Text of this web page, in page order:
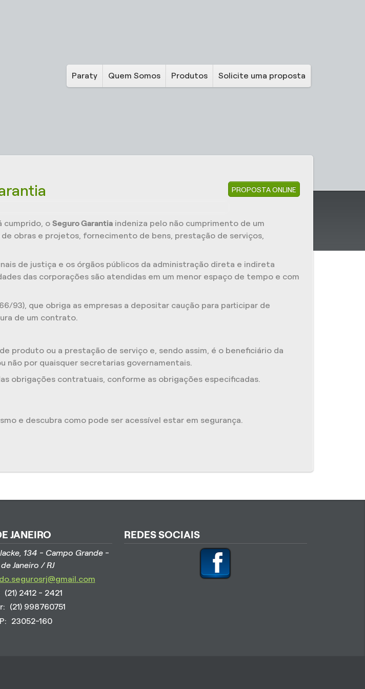
Paraty Quem Somos Produtos Solicite uma proposta
PROPOSTA ONLINE
cumprido, o Seguro Garantiaindeniza pelo não cumprimento de um
obras e projetos, fornecimento de bens, prestação de serviços,
de justiça e os órgãos públicos da administração direta e indireta
das corporações são atendidas em um menor espaço de tempo e com
93), que obriga as empresas a depositar caução para participar de
de um contrato.
produto ou a prestação de serviço e, sendo assim, é o beneficiário da
não por quaisquer secretarias governamentais.
obrigações contratuais, conforme as obrigações especificadas.
e descubra como pode ser acessível estar em segurança.
JANEIRO
134 - Campo Grande -
Janeiro / RJ
(21) 2412 - 2421
(21) 998760751
23052-160
REDES SOCIAIS